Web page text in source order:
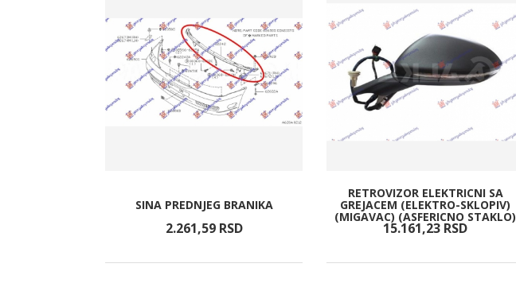
SINA PREDNJEG BRANIKA
2.261,59 RSD
RETROVIZOR ELEKTRICNI SA
GREJACEM (ELEKTRO-SKLOPIV)
(MIGAVAC) (ASFERICNO STAKLO)
15.161,23 RSD